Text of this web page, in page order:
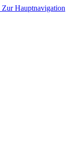
Zur Hauptnavigation